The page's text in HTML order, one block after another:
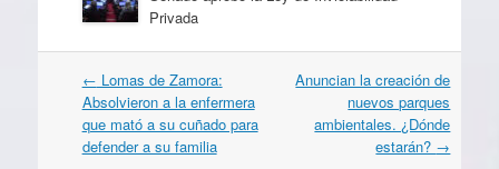
Privada
Navegación
por
artículos
← Lomas de Zamora:
Absolvieron a la enfermera
que mató a su cuñado para
defender a su familia
Anuncian la creación de
nuevos parques
ambientales. ¿Dónde
estarán? →